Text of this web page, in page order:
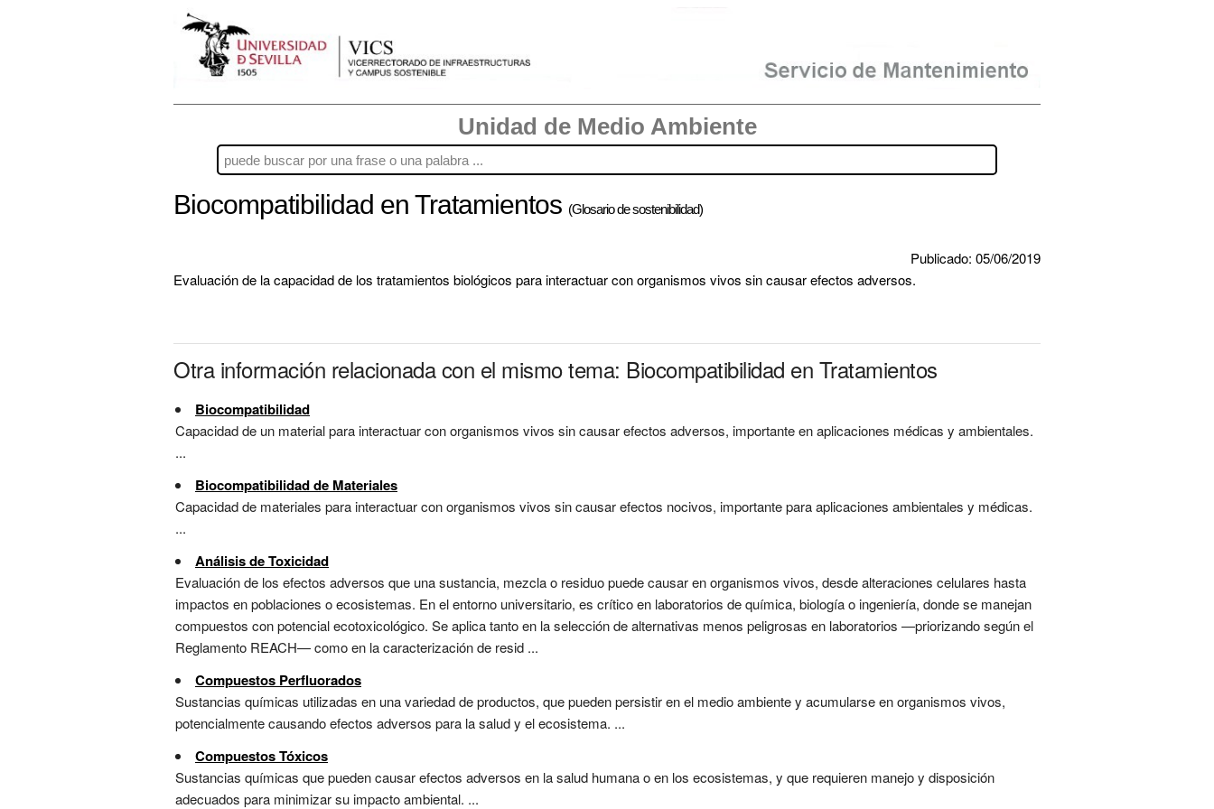
Unidad de Medio Ambiente
Biocompatibilidad en Tratamientos (Glosario de sostenibilidad)
Publicado: 05/06/2019
Evaluación de la capacidad de los tratamientos biológicos para interactuar con organismos vivos sin causar efectos adversos.
Otra información relacionada con el mismo tema: Biocompatibilidad en Tratamientos
Biocompatibilidad
Capacidad de un material para interactuar con organismos vivos sin causar efectos adversos, importante en aplicaciones médicas y ambientales.
...
Biocompatibilidad de Materiales
Capacidad de materiales para interactuar con organismos vivos sin causar efectos nocivos, importante para aplicaciones ambientales y médicas.
...
Análisis de Toxicidad
Evaluación de los efectos adversos que una sustancia, mezcla o residuo puede causar en organismos vivos, desde alteraciones celulares hasta
impactos en poblaciones o ecosistemas. En el entorno universitario, es crítico en laboratorios de química, biología o ingeniería, donde se manejan
compuestos con potencial ecotoxicológico. Se aplica tanto en la selección de alternativas menos peligrosas en laboratorios —priorizando según el
Reglamento REACH— como en la caracterización de resid ...
Compuestos Perfluorados
Sustancias químicas utilizadas en una variedad de productos, que pueden persistir en el medio ambiente y acumularse en organismos vivos,
potencialmente causando efectos adversos para la salud y el ecosistema. ...
Compuestos Tóxicos
Sustancias químicas que pueden causar efectos adversos en la salud humana o en los ecosistemas, y que requieren manejo y disposición
adecuados para minimizar su impacto ambiental. ...